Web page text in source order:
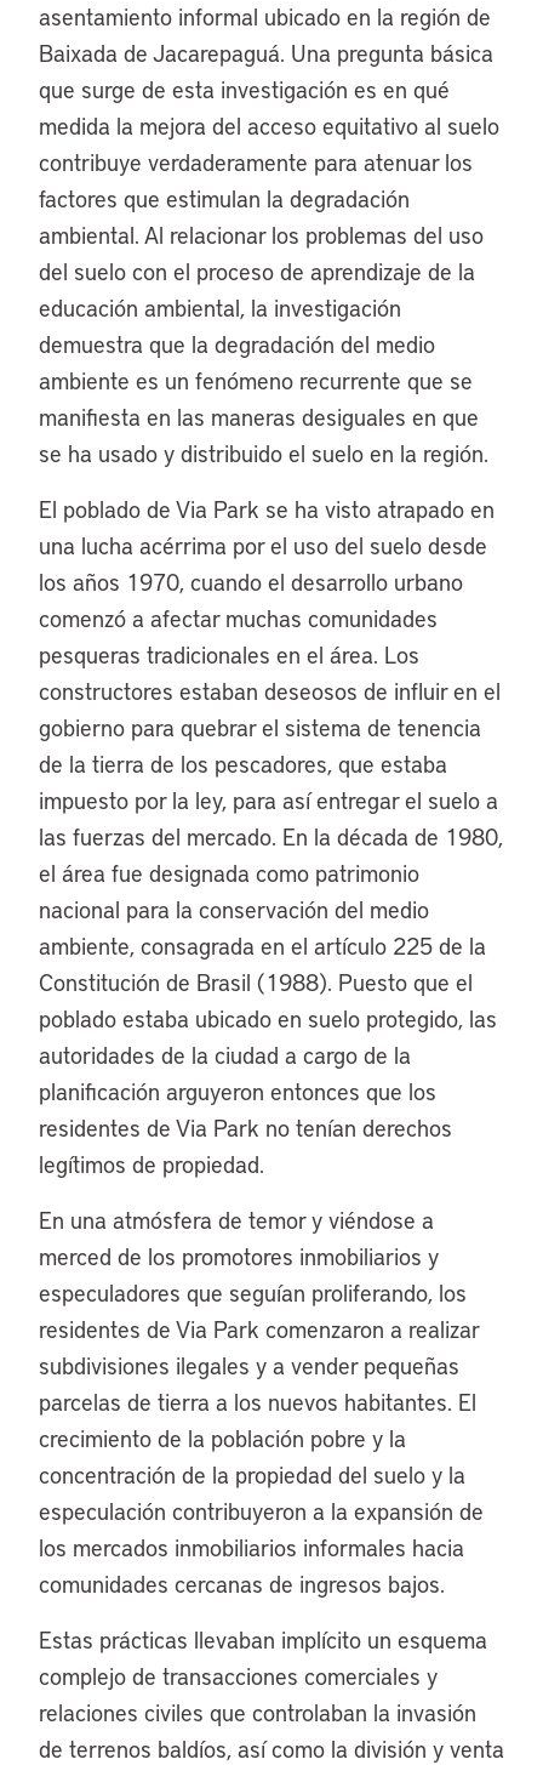
asentamiento informal ubicado en la región de
Baixada de Jacarepaguá. Una pregunta básica
que surge de esta investigación es en qué
medida la mejora del acceso equitativo al suelo
contribuye verdaderamente para atenuar los
factores que estimulan la degradación
ambiental. Al relacionar los problemas del uso
del suelo con el proceso de aprendizaje de la
educación ambiental, la investigación
demuestra que la degradación del medio
ambiente es un fenómeno recurrente que se
manifiesta en las maneras desiguales en que
se ha usado y distribuido el suelo en la región.
El poblado de Via Park se ha visto atrapado en
una lucha acérrima por el uso del suelo desde
los años 1970, cuando el desarrollo urbano
comenzó a afectar muchas comunidades
pesqueras tradicionales en el área. Los
constructores estaban deseosos de influir en el
gobierno para quebrar el sistema de tenencia
de la tierra de los pescadores, que estaba
impuesto por la ley, para así entregar el suelo a
las fuerzas del mercado. En la década de 1980,
el área fue designada como patrimonio
nacional para la conservación del medio
ambiente, consagrada en el artículo 225 de la
Constitución de Brasil (1988). Puesto que el
poblado estaba ubicado en suelo protegido, las
autoridades de la ciudad a cargo de la
planificación arguyeron entonces que los
residentes de Via Park no tenían derechos
legítimos de propiedad.
En una atmósfera de temor y viéndose a
merced de los promotores inmobiliarios y
especuladores que seguían proliferando, los
residentes de Via Park comenzaron a realizar
subdivisiones ilegales y a vender pequeñas
parcelas de tierra a los nuevos habitantes. El
crecimiento de la población pobre y la
concentración de la propiedad del suelo y la
especulación contribuyeron a la expansión de
los mercados inmobiliarios informales hacia
comunidades cercanas de ingresos bajos.
Estas prácticas llevaban implícito un esquema
complejo de transacciones comerciales y
relaciones civiles que controlaban la invasión
de terrenos baldíos, así como la división y venta